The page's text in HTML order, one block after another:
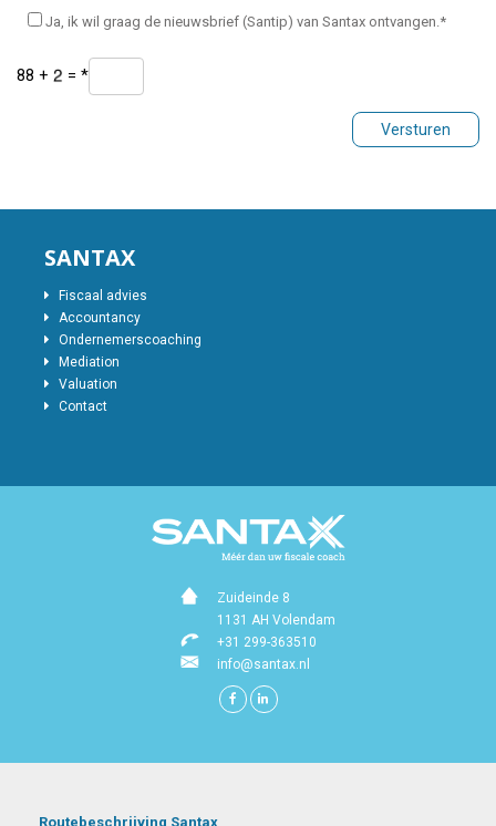
Ja, ik wil graag de nieuwsbrief (Santip) van Santax ontvangen.*
88 + = *
Versturen
SANTAX
Fiscaal advies
Accountancy
Ondernemerscoaching
Mediation
Valuation
Contact
Zuideinde 8
1131 AH Volendam
+31 299-363510
info@santax.nl
Routebeschrijving Santax